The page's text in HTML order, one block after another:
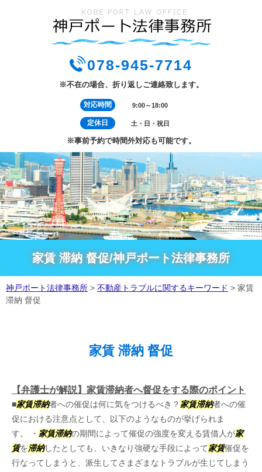
078-945-7714
※不在の場合、折り返しご連絡致します。
対応時間 9:00～18:00
定休日 土・日・祝日
※事前予約で時間外対応も可能です。
家賃 滞納 督促/神戸ポート法律事務所
神戸ポート法律事務所 > 不動産トラブルに関するキーワード > 家賃
滞納 督促
家賃 滞納 督促
【弁護士が解説】家賃滞納者へ督促をする際のポイント
■家賃滞納者への催促は何に気をつけるべき？ 家賃滞納者への催
促における注意点として、以下のようなものが挙げられま
す。 ・ 家賃滞納の期間によって催促の強度を変える賃借人が家
賃を滞納したとしても、いきなり強硬な手段によって家賃催促を
行なってしまうと、派生してさまざまなトラブルが生じてしまう